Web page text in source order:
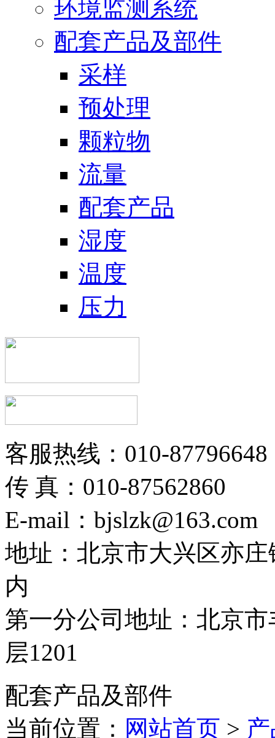
环境监测系统
配套产品及部件
采样
预处理
颗粒物
流量
配套产品
湿度
温度
压力
客服热线：010-87796648
传 真：010-87562860
E-mail：bjslzk@163.com
地址：北京市大兴区亦
内
第一分公司地址：北京
层1201
配套产品及部件
当前位置： 网站首页 >